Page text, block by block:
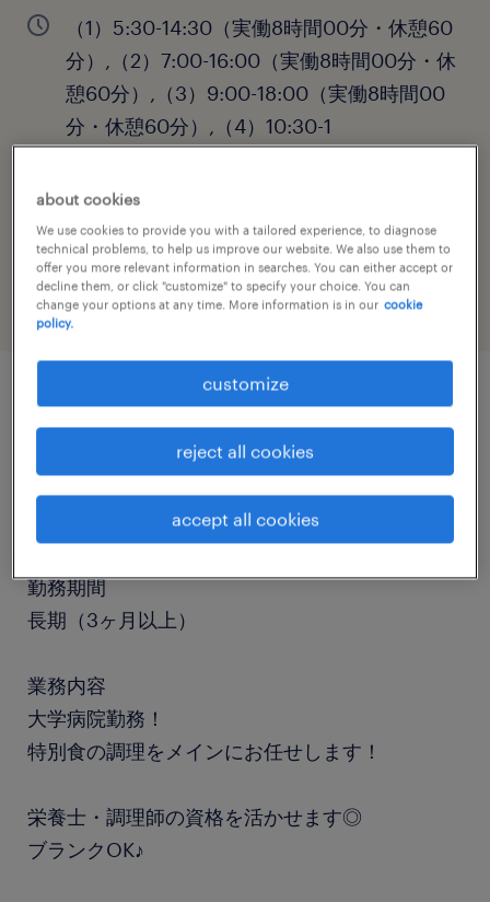
（1）5:30-14:30（実働8時間00分・休憩60
分）,（2）7:00-16:00（実働8時間00分・休
憩60分）,（3）9:00-18:00（実働8時間00
分・休憩60分）,（4）10:30-1
job category
health & social care, practitioner & technician
job details
栄養士・管理栄養士
勤務期間
長期（3ヶ月以上）
業務内容
大学病院勤務！
特別食の調理をメインにお任せします！
栄養士・調理師の資格を活かせます◎
ブランクOK♪
about cookies
We use cookies to provide you with a tailored experience, to diagnose
technical problems, to help us improve our website. We also use them to
offer you more relevant information in searches. You can either accept or
decline them, or click "customize" to specify your choice. You can
change your options at any time. More information is in our cookie
policy.
customize
reject all cookies
accept all cookies